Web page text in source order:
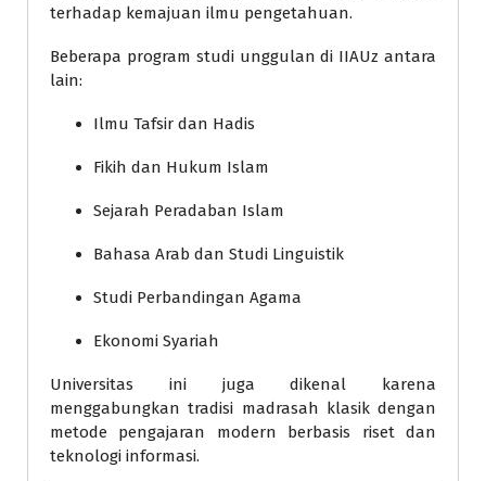
terhadap kemajuan ilmu pengetahuan.
Beberapa program studi unggulan di IIAUz antara
lain:
Ilmu Tafsir dan Hadis
Fikih dan Hukum Islam
Sejarah Peradaban Islam
Bahasa Arab dan Studi Linguistik
Studi Perbandingan Agama
Ekonomi Syariah
Universitas ini juga dikenal karena
menggabungkan tradisi madrasah klasik dengan
metode pengajaran modern berbasis riset dan
teknologi informasi.